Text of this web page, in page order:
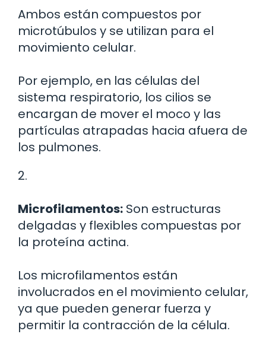
Ambos están compuestos por
microtúbulos y se utilizan para el
movimiento celular.
Por ejemplo, en las células del
sistema respiratorio, los cilios se
encargan de mover el moco y las
partículas atrapadas hacia afuera de
los pulmones.
2.
Microfilamentos: Son estructuras
delgadas y flexibles compuestas por
la proteína actina.
Los microfilamentos están
involucrados en el movimiento celular,
ya que pueden generar fuerza y
permitir la contracción de la célula.